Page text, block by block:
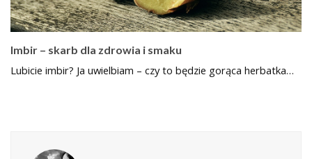
Imbir – skarb dla zdrowia i smaku
Lubicie imbir? Ja uwielbiam – czy to będzie gorąca herbatka…